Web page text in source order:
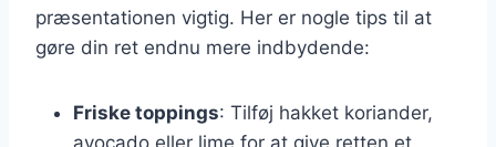
præsentationen vigtig. Her er nogle tips til at
gøre din ret endnu mere indbydende:
Friske toppings: Tilføj hakket koriander,
avocado eller lime for at give retten et